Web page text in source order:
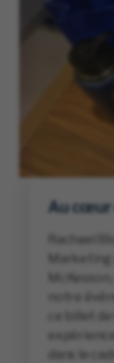
Au cœur
Rachael
Marketing
notre
ce billet
dans le